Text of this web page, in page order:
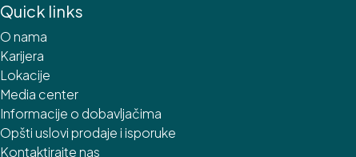
Quick links
O nama
Karijera
Lokacije
Media center
Informacije o dobavljačima
Opšti uslovi prodaje i isporuke
Kontaktirajte nas